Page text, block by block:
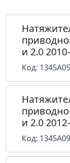
и 2.0
Код:
и 2.0
Код: